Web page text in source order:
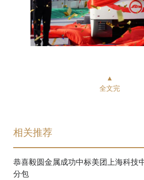
▲
全文完
相关推荐
恭喜毅圆金属成功中标美团上海科技
分包